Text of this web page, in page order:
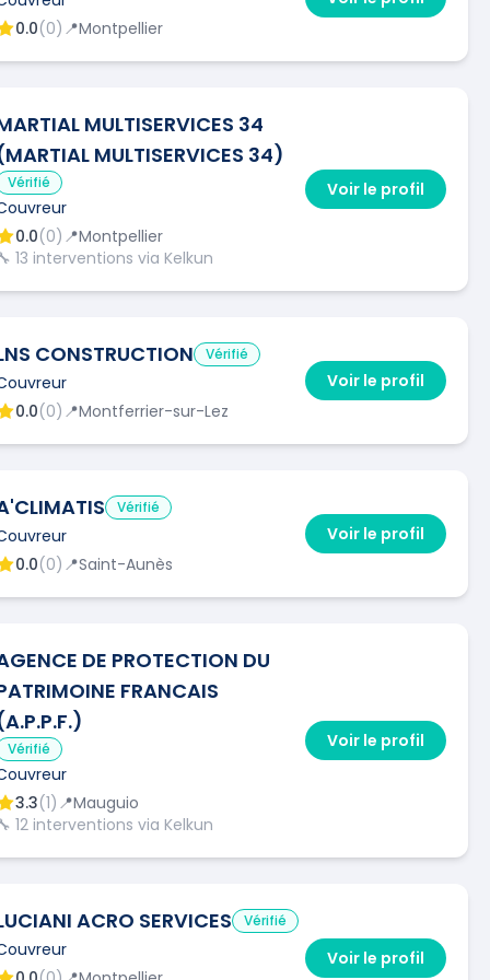
0.0(0) 📍Montpellier
MULTISERVICES 34
MULTISERVICES 34)
Vérifié
0.0(0) 📍Montpellier
13 interventions via Kelkun
Voir le profil
CONSTRUCTION Vérifié
0.0(0) 📍Montferrier-sur-Lez
Voir le profil
Vérifié
0.0(0) 📍Saint-Aunès
Voir le profil
DE PROTECTION DU
FRANCAIS
Vérifié
3.3(1) 📍Mauguio
12 interventions via Kelkun
Voir le profil
ACRO SERVICES Vérifié
Voir le profil